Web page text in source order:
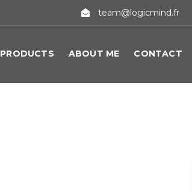
team@logicmind.fr
PRODUCTS ABOUT ME CONTACT